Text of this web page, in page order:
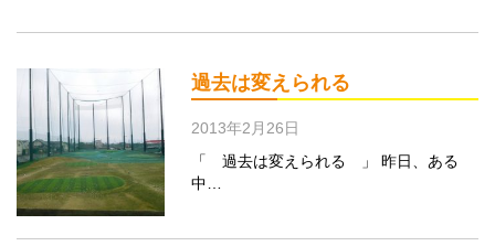
過去は変えられる
2013年2月26日
「 過去は変えられる 」 昨日、ある
中…